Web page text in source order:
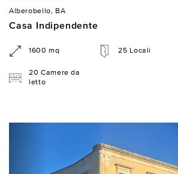
Alberobello, BA
Casa Indipendente
1600 mq 25 Locali
20 Camere da
letto